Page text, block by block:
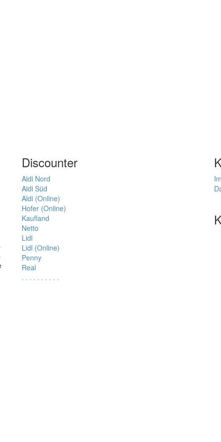
Discounter
Aldi Nord
Aldi Süd
Aldi (Online)
Hofer (Online)
Kaufland
Netto
Lidl
Lidl (Online)
Penny
Real
. . . . . . . . . .